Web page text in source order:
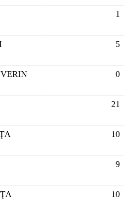
1
5
0
21
10
9
10